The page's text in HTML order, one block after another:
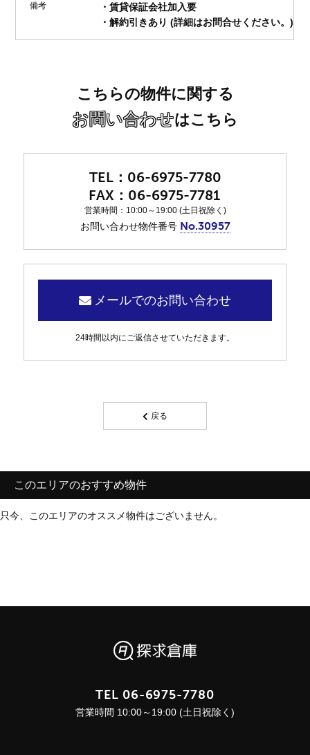
備考
・賃貸保証会社加入要
・解約引きあり (詳細はお問合せください。)
こちらの物件に関する
お問い合わせはこちら
06-6975-7780
06-6975-7781
営業時間：10:00～19:00 (土日祝除く)
お問い合わせ物件番号 No.30957
メールでのお問い合わせ
24時間以内にご返信させていただきます。
戻る
このエリアのおすすめ物件
只今、このエリアのオススメ物件はございません。
TEL 06-6975-7780
営業時間 10:00～19:00 (土日祝除く)